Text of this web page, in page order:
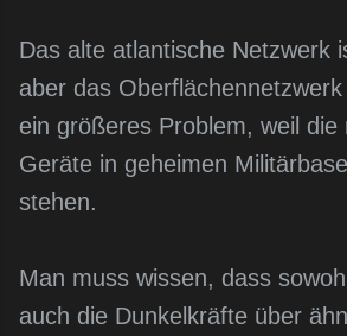
Das alte atlantische Netzwerk
aber das
ein größeres Problem, weil die
Geräte in geheimen
stehen.
Man muss wissen, dass
auch die Dunkelkräfte über